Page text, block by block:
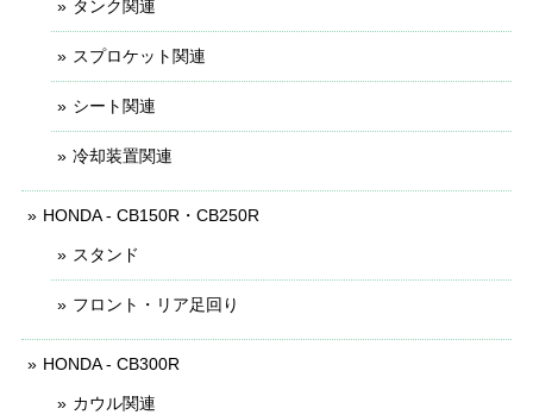
タンク関連
スプロケット関連
シート関連
冷却装置関連
HONDA - CB150R・CB250R
スタンド
フロント・リア足回り
HONDA - CB300R
カウル関連